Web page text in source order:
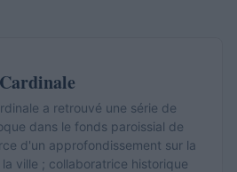
a retrouvé une série de
dans le fonds paroissial de
d'un approfondissement sur la
ville ; collaboratrice historique